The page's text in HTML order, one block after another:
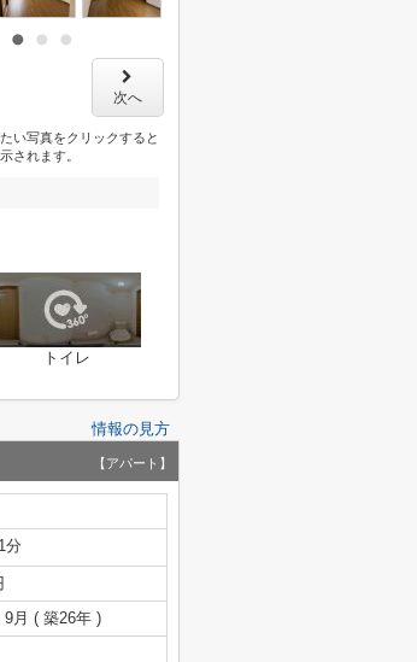
次へ
い写真をクリックすると
されます。
トイレ
情報の見方
【アパート】
分
9月 ( 築26年 )